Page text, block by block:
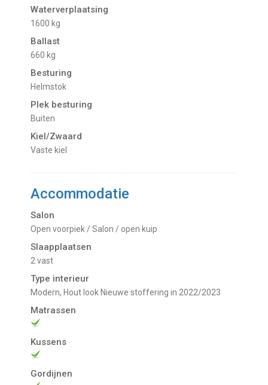
Waterverplaatsing
1600 kg
Ballast
660 kg
Besturing
Helmstok
Plek besturing
Buiten
Kiel/Zwaard
vaste kiel
Accommodatie
Salon
Open voorpiek / Salon / open kuip
Slaapplaatsen
2 vast
Type interieur
Modern, Hout look Nieuwe stoffering in 2022/2023
Matrassen
Kussens
Gordijnen